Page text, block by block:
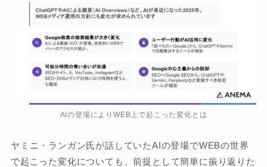
AIの登場によりWEB上で起こった変化とは
ヤミニ・ランガン氏が話していたAIの登場でWEBの世界
で起こった変化についても、前提として簡単に振り返りた